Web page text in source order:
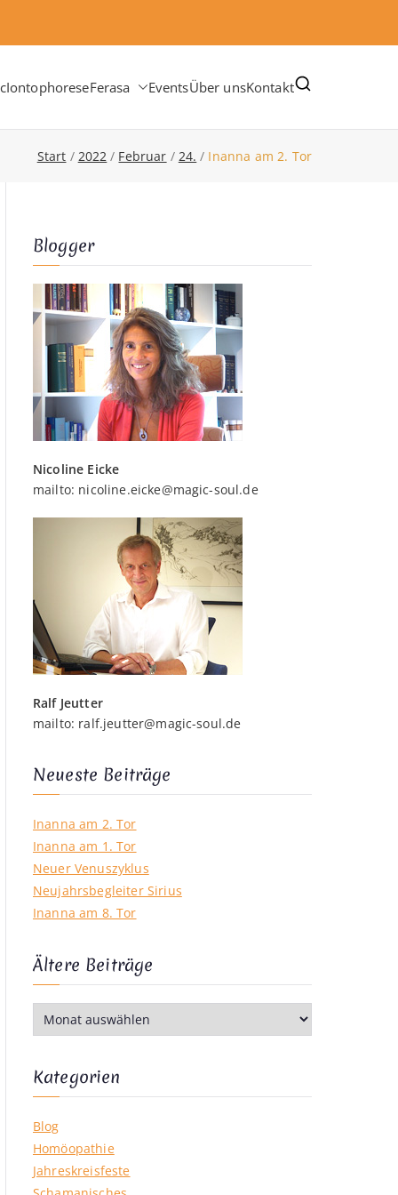
IontophoreseFerasa EventsÜber unsKontakt
Start 2022 Februar 24. Inanna am 2. Tor
Blogger
Nicoline Eicke
mailto: nicoline.eicke@magic-soul.de
Ralf Jeutter
mailto: ralf.jeutter@magic-soul.de
Neueste Beiträge
Inanna am 2. Tor
Inanna am 1. Tor
Neuer Venuszyklus
Neujahrsbegleiter Sirius
Inanna am 8. Tor
Ältere Beiträge
l
e
r
B
e
i
Kategorien
Blog
Homöopathie
Jahreskreisfeste